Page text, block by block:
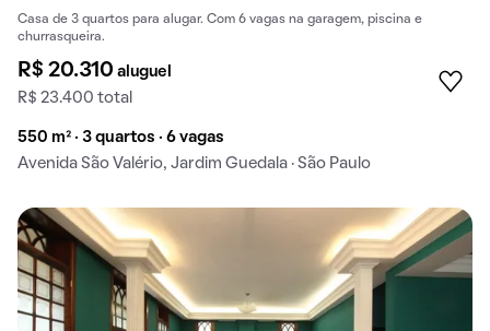
Casa de 3 quartos para alugar. Com 6 vagas na garagem, piscina e
churrasqueira.
R$ 20.310aluguel
R$ 23.400 total
550 m² · 3 quartos · 6 vagas
Avenida São Valério, Jardim Guedala · São Paulo